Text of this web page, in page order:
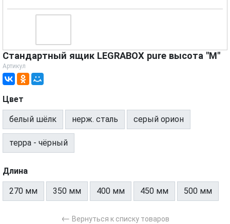
Стандартный ящик LEGRABOX pure высота "M"
Артикул
Цвет
белый шёлк нерж. сталь серый орион
терра - чёрный
Длина
270 мм 350 мм 400 мм 450 мм 500 мм
← Вернуться к списку товаров